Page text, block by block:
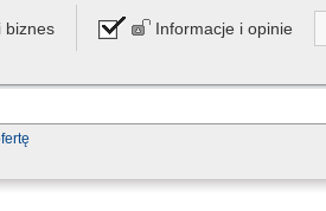
biznes Informacje i opinie